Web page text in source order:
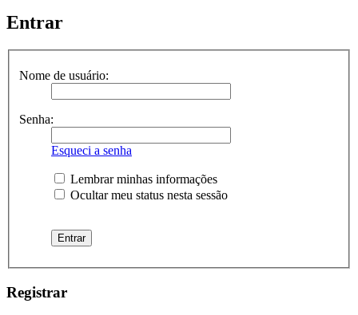
Entrar
Nome de usuário:
Senha:
Esqueci a senha
Lembrar minhas informações
Ocultar meu status nesta sessão
Registrar